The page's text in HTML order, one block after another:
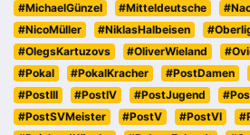
#MichaelGünzel
#Mitteldeutsche
#NicoMüller
#NiklasHalbeisen
#OlegsKartuzovs
#OliverWieland
#Pokal
#PokalKracher #PostDamen
#PostIII
#PostIV #PostJugend
#PostSVMeister
#PostV #PostVI